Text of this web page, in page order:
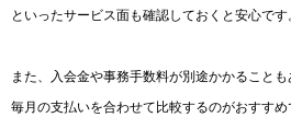
といったサービス面も確認しておくと安心です
また、入会金や事務手数料が別途かかること
毎月の支払いを合わせて比較するのがおすす